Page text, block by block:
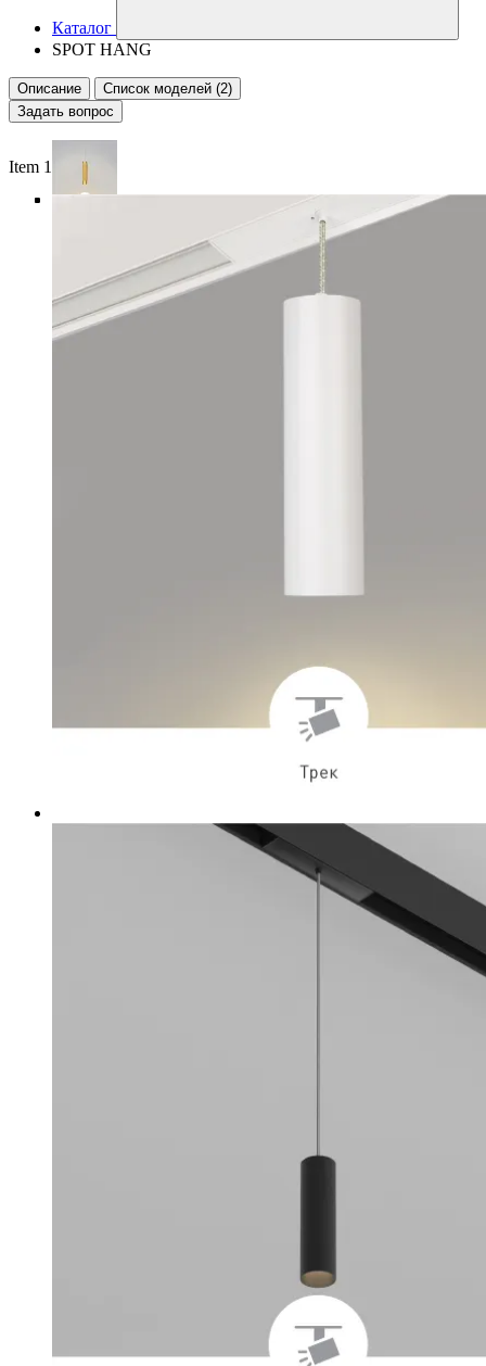
Каталог
SPOT HANG
Описание
Список моделей (2)
Задать вопрос
Item 1 of 5